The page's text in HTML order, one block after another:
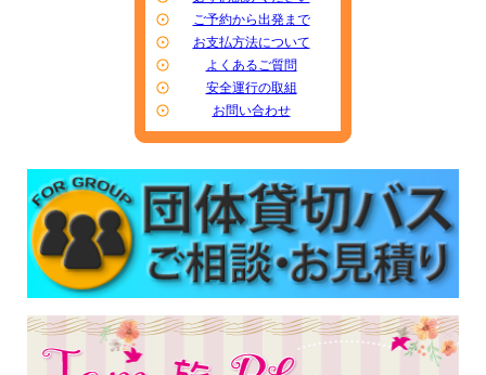
ご予約から出発まで
お支払方法について
よくあるご質問
安全運行の取組
お問い合わせ